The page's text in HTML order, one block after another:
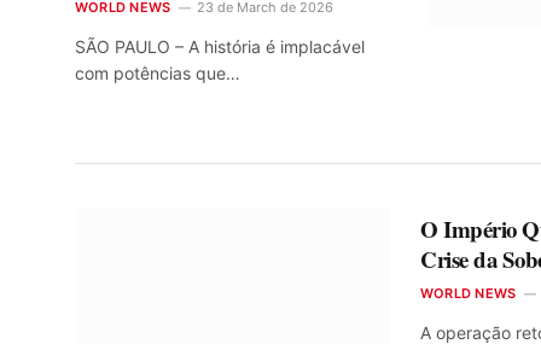
IMINENTE
WORLD NEWS 23 de March de 2026
SÃO PAULO – A história é implacável
com potências que…
O Império
Crise da
WORLD NEWS
A operação